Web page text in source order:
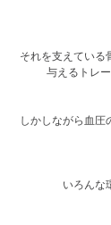
それを支えている
与えるトレ
しかしながら血圧
いろんな